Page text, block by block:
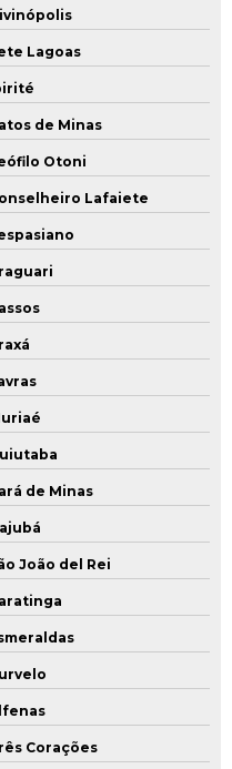
de encerramento
combustível
subterrânea
Lagoas
de Minas
Otoni
Lafaiete
de Minas
João del Rei
Corações